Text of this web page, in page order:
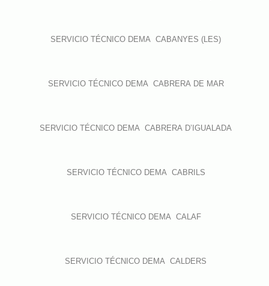
SERVICIO TÉCNICO DEMA CABANYES (LES)
SERVICIO TÉCNICO DEMA CABRERA DE MAR
SERVICIO TÉCNICO DEMA CABRERA D’IGUALADA
SERVICIO TÉCNICO DEMA CABRILS
SERVICIO TÉCNICO DEMA CALAF
SERVICIO TÉCNICO DEMA CALDERS